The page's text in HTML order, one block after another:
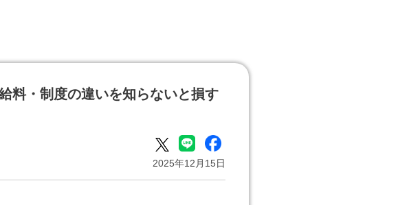
料・制度の違いを知らないと損す
2025年12月15日